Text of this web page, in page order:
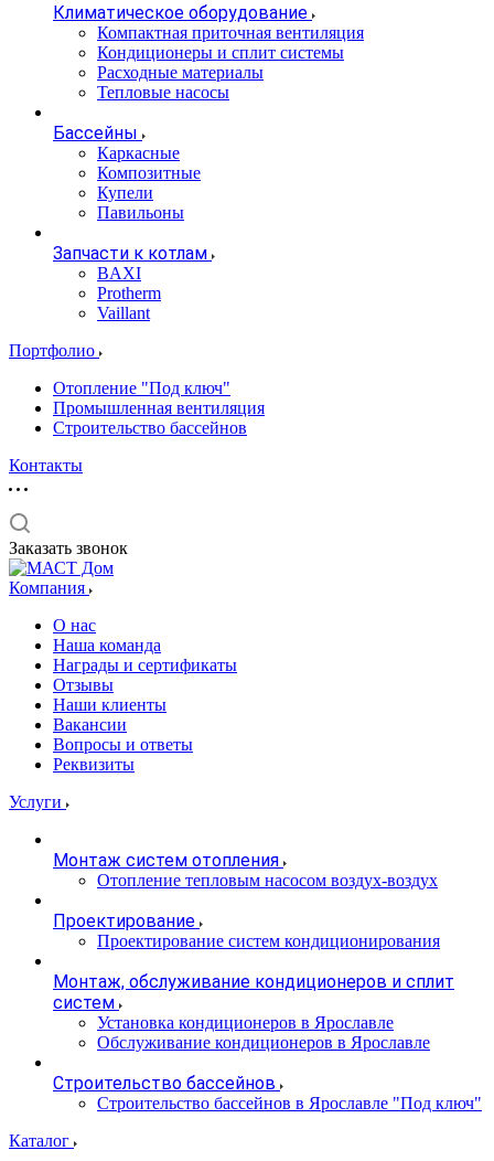
Климатическое оборудование
Компактная приточная вентиляция
Кондиционеры и сплит системы
Расходные материалы
Тепловые насосы
Бассейны
Каркасные
Композитные
Купели
Павильоны
Запчасти к котлам
BAXI
Protherm
Vaillant
Портфолио
Отопление "Под ключ"
Промышленная вентиляция
Строительство бассейнов
Контакты
Заказать звонок
Компания
О нас
Наша команда
Награды и сертификаты
Отзывы
Наши клиенты
Вакансии
Вопросы и ответы
Реквизиты
Услуги
Монтаж систем отопления
Отопление тепловым насосом воздух-воздух
Проектирование
Проектирование систем кондиционирования
Монтаж, обслуживание кондиционеров и сплит
систем
Установка кондиционеров в Ярославле
Обслуживание кондиционеров в Ярославле
Строительство бассейнов
Строительство бассейнов в Ярославле "Под ключ"
Каталог